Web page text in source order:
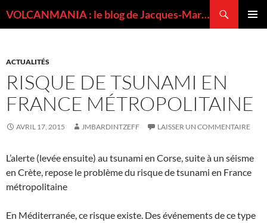
VOLCANMANIA : le blog de Jacques-Marie BARDINTZEFF, volcanologue
ACTUALITÉS
RISQUE DE TSUNAMI EN
FRANCE MÉTROPOLITAINE
AVRIL 17, 2015 JMBARDINTZEFF LAISSER UN COMMENTAIRE
L’alerte (levée ensuite) au tsunami en Corse, suite à un séisme
en Crète, repose le problème du risque de tsunami en France
métropolitaine
En Méditerranée, ce risque existe. Des événements de ce type